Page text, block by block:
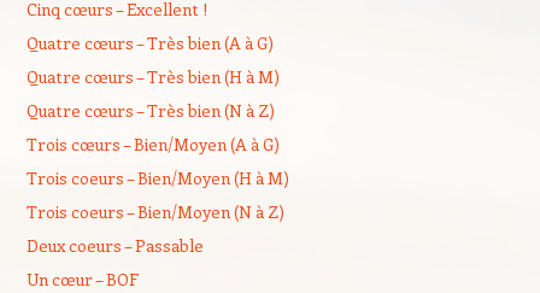
Cinq cœurs – Excellent !
Quatre cœurs – Très bien (A à G)
Quatre cœurs – Très bien (H à M)
Quatre cœurs – Très bien (N à Z)
Trois cœurs – Bien/Moyen (A à G)
Trois coeurs – Bien/Moyen (H à M)
Trois coeurs – Bien/Moyen (N à Z)
Deux coeurs – Passable
Un cœur – BOF